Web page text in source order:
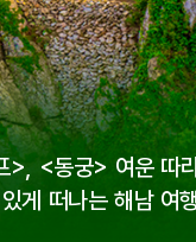
>, <동궁> 여운 따
게 떠나는 해남 여행